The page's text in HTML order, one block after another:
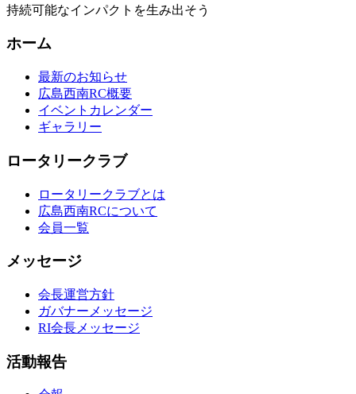
持続可能なインパクトを生み出そう
ホーム
最新のお知らせ
広島西南RC概要
イベントカレンダー
ギャラリー
ロータリークラブ
ロータリークラブとは
広島西南RCについて
会員一覧
メッセージ
会長運営方針
ガバナーメッセージ
RI会長メッセージ
活動報告